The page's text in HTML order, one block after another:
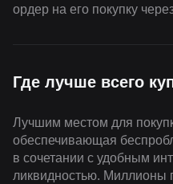
ордер на его покупку
Где лучше всего
Лучшим местом для
обеспечивающая
в сочетании с удобным
ликвидностью. Миллионы